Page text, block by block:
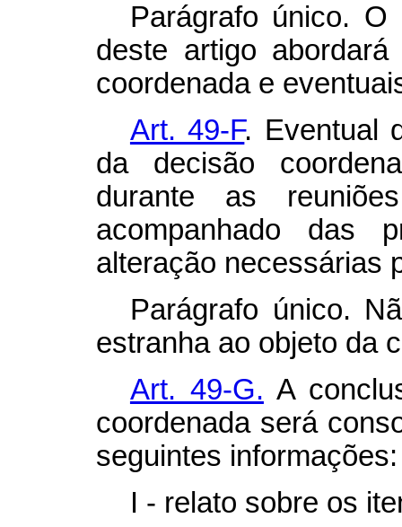
Parágrafo único.
deste artigo
coordenada e
Art. 49-F. Eventual
da decisão
durante as
acompanhado das
alteração necessárias
Parágrafo único.
estranha ao objeto da
Art. 49-G. A
coordenada será
seguintes informações:
I - relato sobre os